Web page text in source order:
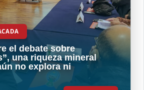
el debate sobre
una riqueza mineral
no explora ni